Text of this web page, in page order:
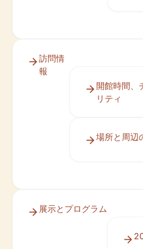
訪問情
報
開館時間、
リティ
場所と周辺
展示とプログラム